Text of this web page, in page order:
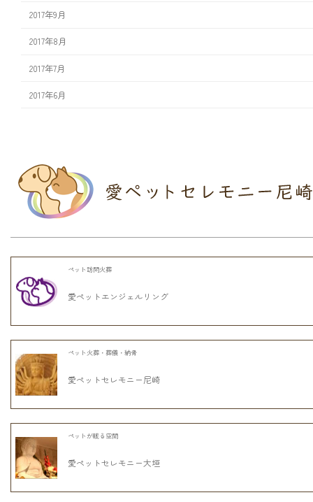
2017年9月
2017年8月
2017年7月
2017年6月
ペット訪問火葬
愛ペットエンジェルリング
ペット火葬・葬儀・納骨
愛ペットセレモニー尼崎
ペットが眠る空間
愛ペットセレモニー大垣